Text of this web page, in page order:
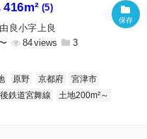
(5)
良小字上良
84 3
原野 京都府
宮津市
鉄道宮舞線
土地200m²～